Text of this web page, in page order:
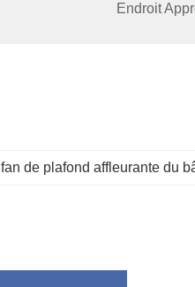
Endroit
fan de plafond affleurante du